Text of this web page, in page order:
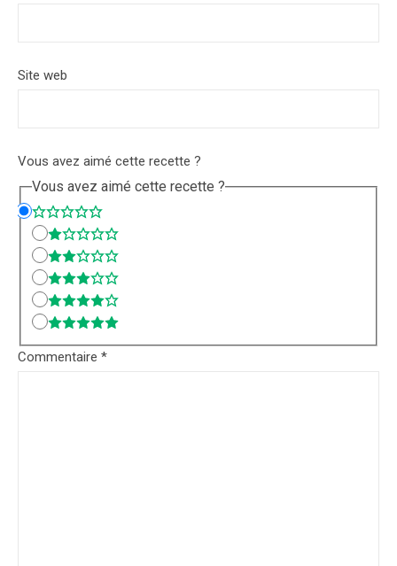
Site web
Vous avez aimé cette recette ?
Vous avez aimé cette recette ?
Commentaire *